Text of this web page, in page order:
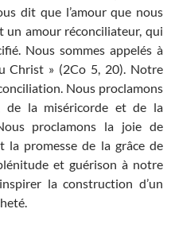
dit que l’amour que nous
un amour réconciliateur, qui
Nous sommes appelés à
Christ » (2Co 5, 20). Notre
Nous proclamons
de la miséricorde et de la
proclamons la joie de
la promesse de la grâce de
et guérison à notre
la construction d’un